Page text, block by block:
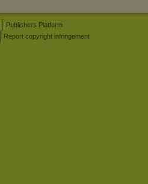
Publishers Platform
Report copyright infringement